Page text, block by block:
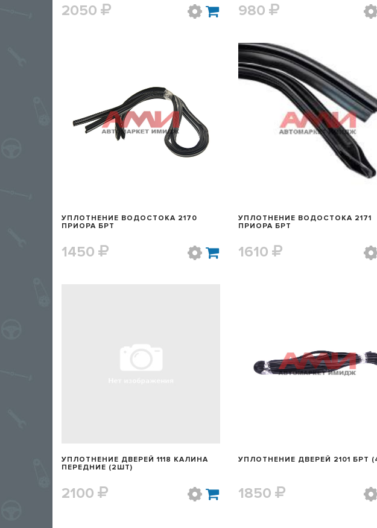
2050 980
БЫСТРЫЙ ПРОСМОТР
УПЛОТНЕНИЕ ВОДОСТОКА 2170
ПРИОРА БРТ
1450
БЫСТРЫЙ ПРОСМОТР
УПЛОТНЕНИЕ ВОДОСТОКА 2171
ПРИОРА БРТ
1610
УПЛОТНЕНИЕ ДВЕРЕЙ 1118 КАЛИНА
ПЕРЕДНИЕ (2ШТ)
2100
БЫСТРЫЙ ПРОСМОТР
УПЛОТНЕНИЕ ДВЕРЕЙ 2101 БРТ
1850